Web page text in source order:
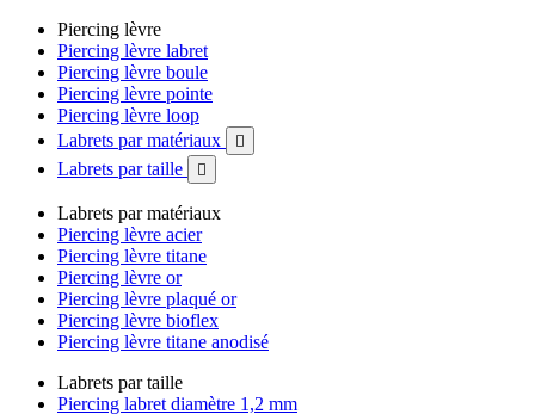
Piercing lèvre
Piercing lèvre labret
Piercing lèvre boule
Piercing lèvre pointe
Piercing lèvre loop
Labrets par matériaux

Labrets par taille 
Labrets par matériaux
Piercing lèvre acier
Piercing lèvre titane
Piercing lèvre or
Piercing lèvre plaqué or
Piercing lèvre bioflex
Piercing lèvre titane anodisé
Labrets par taille
Piercing labret diamètre 1,2 mm